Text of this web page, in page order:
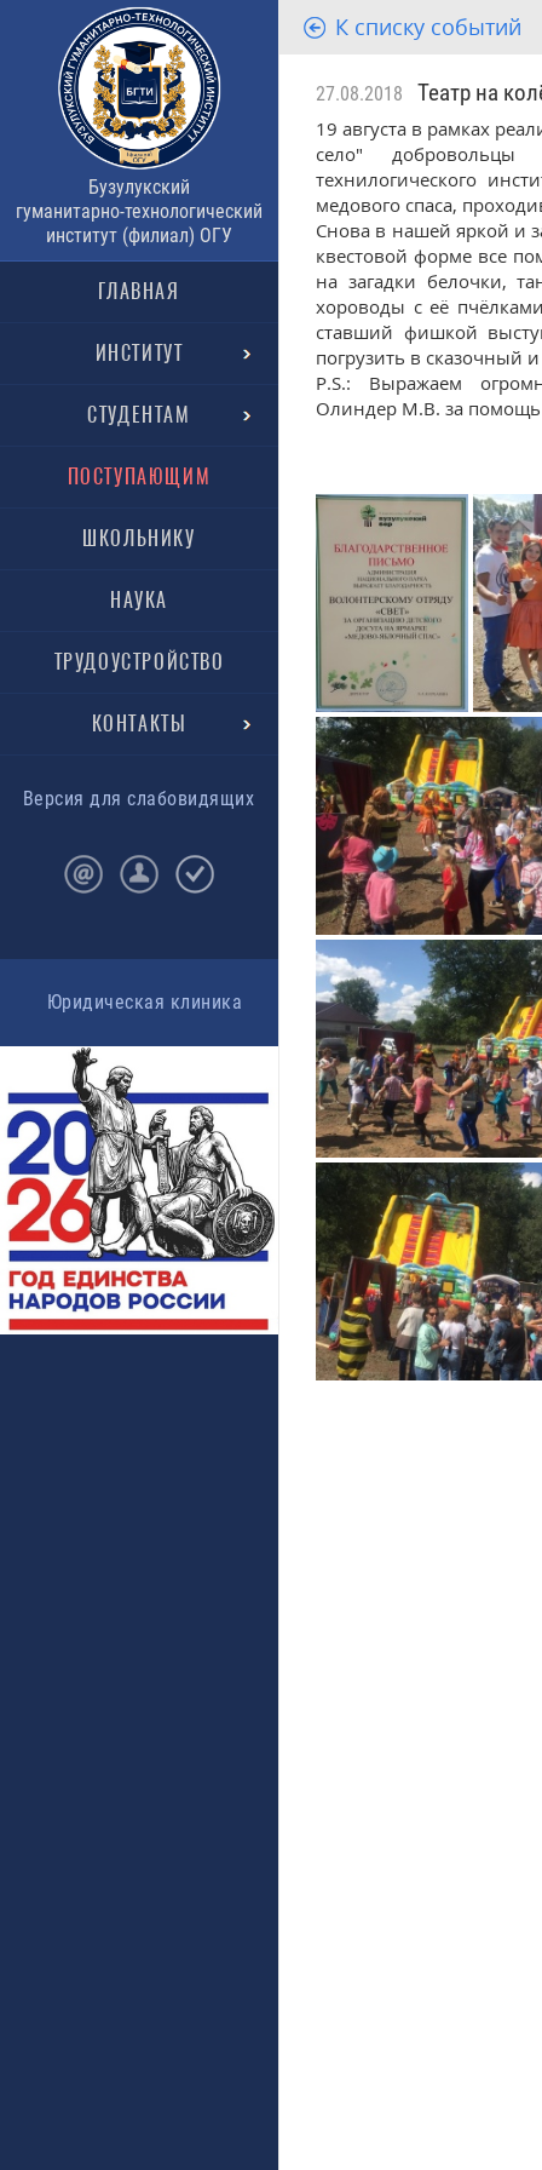
Бузулукский
гуманитарно-технологический
институт (филиал) ОГУ
ГЛАВНАЯ
ИНСТИТУТ
СТУДЕНТАМ
ПОСТУПАЮЩИМ
ШКОЛЬНИКУ
НАУКА
ТРУДОУСТРОЙСТВО
КОНТАКТЫ
Версия для слабовидящих
Юридическая клиника
К списку событий
27.08.2018 Театр на
19 августа в рамках
село" добровольцы
технилогического
медового спаса,
Снова в нашей яркой и
квестовой форме все
на загадки белочки,
хороводы с её
ставший фишкой
погрузить в сказочный
P.S.: Выражаем
Олиндер М.В. за помощь